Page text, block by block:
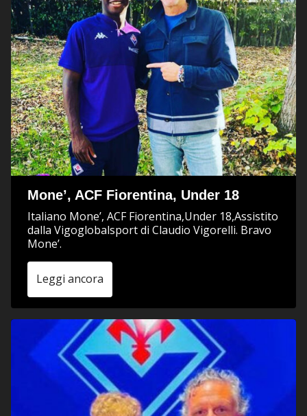
Mone’, ACF Fiorentina, Under 18
Italiano Mone’, ACF Fiorentina,Under 18,Assistito
dalla Vigoglobalsport di Claudio Vigorelli. Bravo
Mone’.
Leggi ancora